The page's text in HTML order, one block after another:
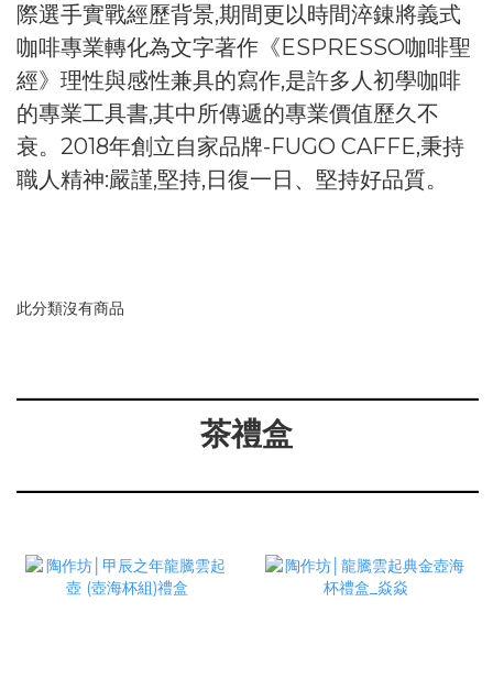
際選手實戰經歷背景,期間更以時間淬錬將義式
咖啡專業轉化為文字著作《ESPRESSO咖啡聖
經》理性與感性兼具的寫作,是許多人初學咖啡
的專業工具書,其中所傳遞的專業價值歷久不
衰。2018年創立自家品牌-FUGO CAFFE,秉持
職人精神:嚴謹,堅持,日復一日、堅持好品質。
此分類沒有商品
______________________________
茶禮盒
______________________________